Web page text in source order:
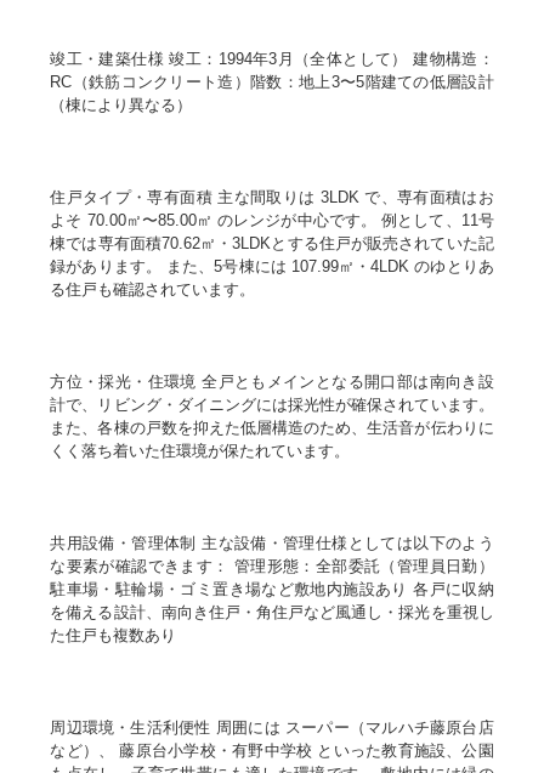
竣工・建築仕様 竣工：1994年3月（全体として） 建物構造：
RC（鉄筋コンクリート造）階数：地上3〜5階建ての低層設計
（棟により異なる）
住戸タイプ・専有面積 主な間取りは 3LDK で、専有面積はお
よそ 70.00㎡〜85.00㎡ のレンジが中心です。 例として、11号
棟では専有面積70.62㎡・3LDKとする住戸が販売されていた記
録があります。 また、5号棟には 107.99㎡・4LDK のゆとりあ
る住戸も確認されています。
方位・採光・住環境 全戸ともメインとなる開口部は南向き設
計で、リビング・ダイニングには採光性が確保されています。
また、各棟の戸数を抑えた低層構造のため、生活音が伝わりに
くく落ち着いた住環境が保たれています。
共用設備・管理体制 主な設備・管理仕様としては以下のよう
な要素が確認できます： 管理形態：全部委託（管理員日勤）
駐車場・駐輪場・ゴミ置き場など敷地内施設あり 各戸に収納
を備える設計、南向き住戸・角住戸など風通し・採光を重視し
た住戸も複数あり
周辺環境・生活利便性 周囲には スーパー（マルハチ藤原台店
など）、 藤原台小学校・有野中学校 といった教育施設、公園